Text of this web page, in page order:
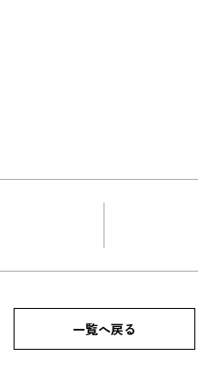
一覧へ戻る